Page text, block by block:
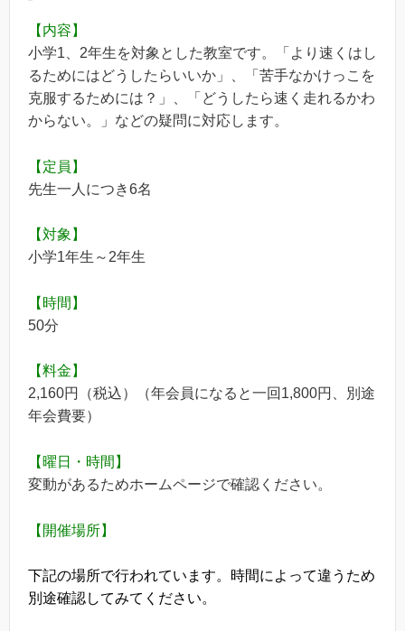
【内容】
小学1、2年生を対象とした教室です。「より速くはし
るためにはどうしたらいいか」、「苦手なかけっこを
克服するためには？」、「どうしたら速く走れるかわ
からない。」などの疑問に対応します。
【定員】
先生一人につき6名
【対象】
小学1年生～2年生
【時間】
50分
【料金】
2,160円（税込）（年会員になると一回1,800円、別途
年会費要）
【曜日・時間】
変動があるためホームページで確認ください。
【開催場所】
下記の場所で行われています。時間によって違うため
別途確認してみてください。